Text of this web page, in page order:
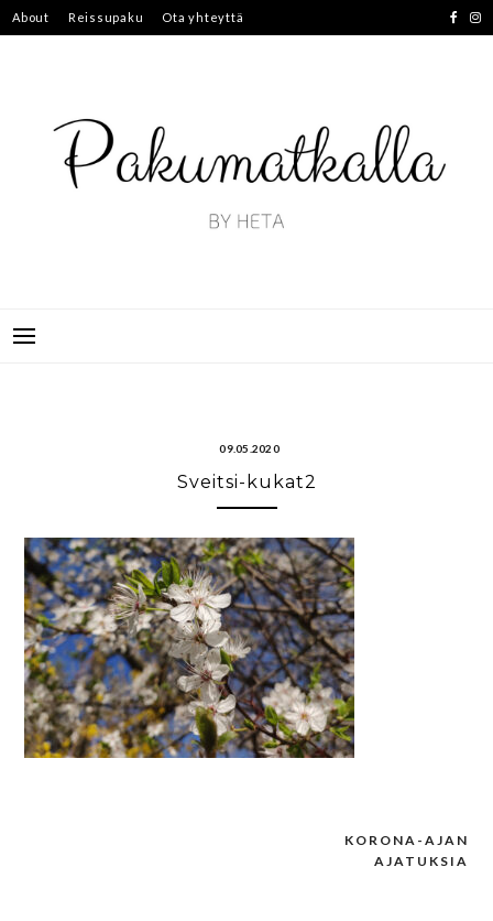
Skip
to
About Reissupaku Ota yhteyttä
09.05.2020
Sveitsi-kukat2
KORONA-AJAN
AJATUKSIA